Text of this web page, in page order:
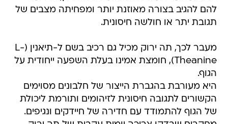
להם להגיב בצורה מאוזנת יותר ומפחיתה מצבים של
תגובת יתר או חולשה חיסונית.
מעבר לכך, תה ירוק מכיל גם רכיב בשם ל-תיאנין (L-
Theanine), חומצת אמינו בעלת השפעה ייחודית על
הגוף.
היא מעורבת בהגברת הייצור של חלבונים מסוימים
הקשורים לתגובה חיסונית לזיהומים ותורמת ליכולת
של הגוף להתמודד עם חדירה של חיידקים ונגיפים.